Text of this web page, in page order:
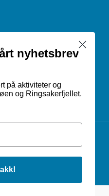
kommunikasjon AS
nyhetsbrev
på aktiviteter og
og Ringsakerfjellet.